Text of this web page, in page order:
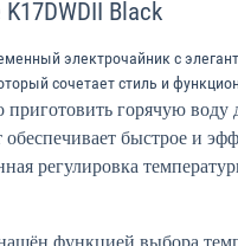
Black
электрочайник с
сочетает стиль и
приготовить горячую
быстрое и
регулировка
функцией выбора